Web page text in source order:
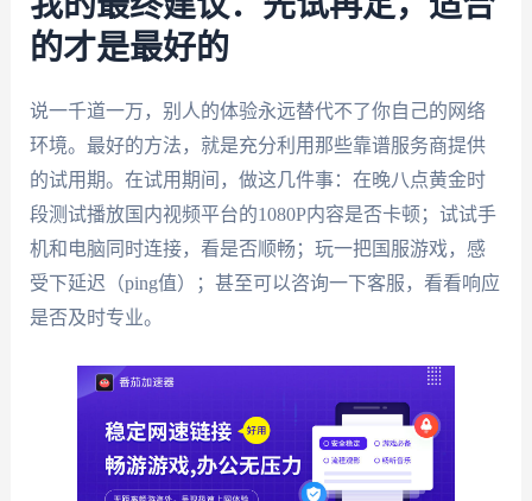
的才是最好的
说一千道一万，别人的体验永远替代不了你自己的网络
环境。最好的方法，就是充分利用那些靠谱服务商提供
的试用期。在试用期间，做这几件事：在晚八点黄金时
段测试播放国内视频平台的1080P内容是否卡顿；试试手
机和电脑同时连接，看是否顺畅；玩一把国服游戏，感
受下延迟（ping值）；甚至可以咨询一下客服，看看响应
是否及时专业。